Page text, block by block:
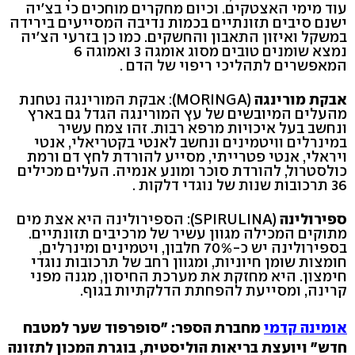
עוד מימי האצטקים. וכיום מחקרים מוחכים כי בצ׳יה
ישנם סיבים תזונתיים בכמות נדיבה המסייעים בירידה
במשקל ואיזון התאבון והחשקים. כמו כן בזרעי הצ׳יה
נמצא שומנים טובים מסוג אומגה 3 ואמוגה 6
המאפשרים לתהליכי ריפוי של הדם .
אבקת מורינגה
(MORINGA): אבקת המורינגה נטחנת
מהעלים המיובשים של עץ המורינגה הגדל גם בארץ
ונחשב בעל איכויות מרפא רבות. זהו צמח עשיר
במינרלים וויטמינים ונחשב לאנטי בקטריאלי, אנטי
ויראלי, אנטי פטרייתי, מסייע להורדת לחץ דם ורמת
כולסטרול, להורדת סוכר ומונע אנמיה. העלים מכילים
36 תרכובות שנות של נוגדי דלקות .
ספירולינה
(SPIRULINA): הספירולינה היא אצת מים
מתוקים המכילה מגוון עשיר של מרכיבים תזונתיים.
בספירולינה יש כ-70% חלבון, ויטמינים ומינרלים,
חומצות שומן חיוניות, ומגוון רחב של תרכובות נוגדי
חימצון. היא מחזקת את מערכת החיסון, מגנה מפני
קרינה, ומסייעת להפחתת הדלקתיות בגוף.
אומינה קדמימחברת הספר: "סופרפוד שער למטבח
חדש" ויועצת בריאות הוליסטית, בוגרת המכון לתזונה